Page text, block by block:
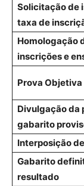
Solicitação de
taxa de
Homologação
inscrições e
Prova Objetiva
Divulgação da
gabarito
Interposição
Gabarito
resultado